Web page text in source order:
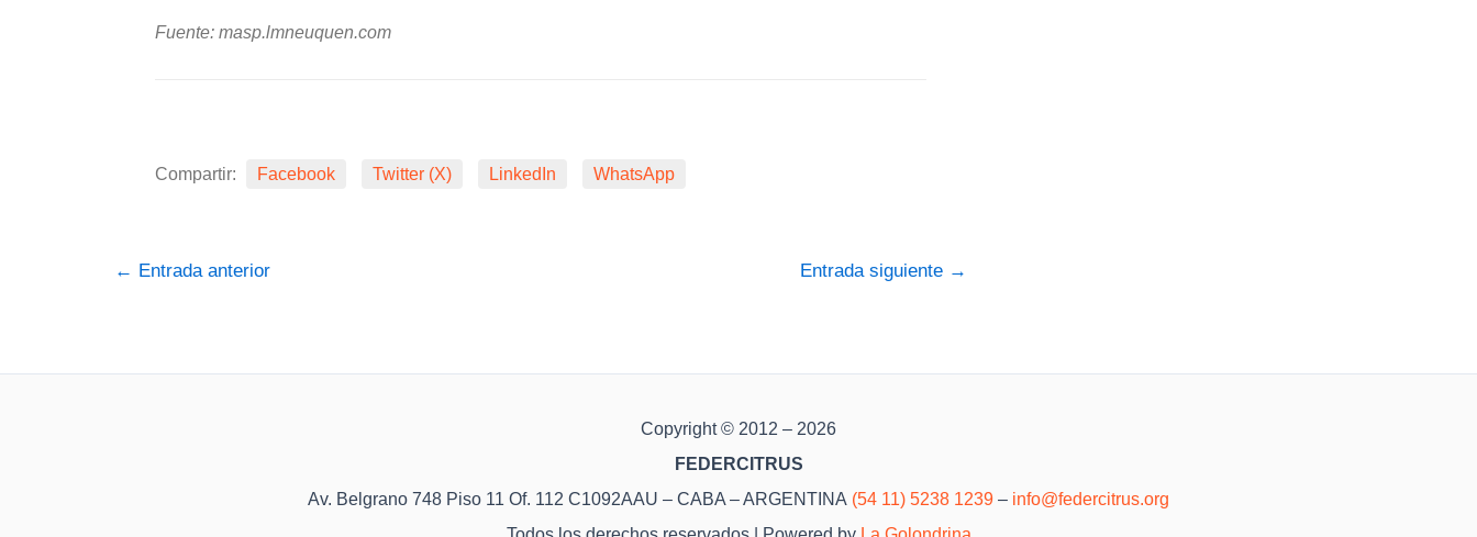
Fuente: masp.lmneuquen.com
Compartir: Facebook Twitter (X) LinkedIn WhatsApp
← Entrada anterior Entrada siguiente →
Copyright © 2012 – 2026
FEDERCITRUS
Av. Belgrano 748 Piso 11 Of. 112 C1092AAU – CABA – ARGENTINA (54 11) 5238 1239 – info@federcitrus.org